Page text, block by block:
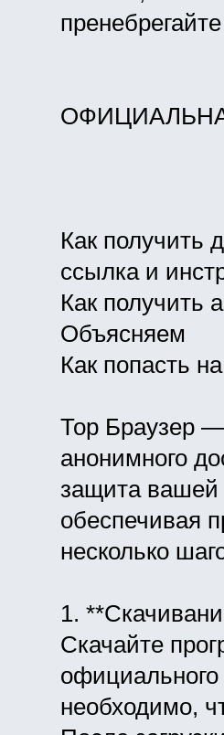
Как получить
ссылка и
Как получить
Объясняем
Как попасть
Тор Браузер
анонимного
защита вашей
обеспечивая
несколько
1.
Скачайте
необходимо,